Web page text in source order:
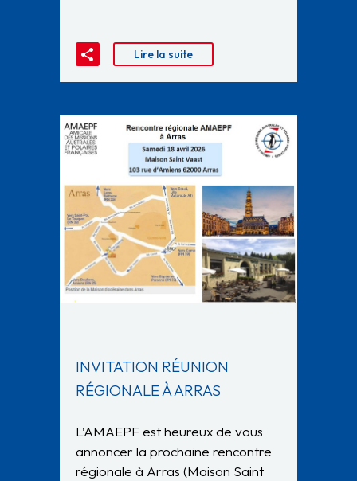
Lire la suite
INVITATION RÉUNION
RÉGIONALE À ARRAS
L’AMAEPF est heureux de vous
annoncer la prochaine rencontre
régionale à Arras (Maison Saint